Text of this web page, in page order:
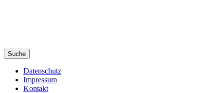
Suche
Datenschutz
Impressum
Kontakt